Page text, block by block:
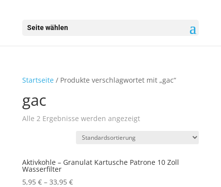
Seite wählen
Startseite/ Produkte verschlagwortet mit „gac“
gac
Alle 2 Ergebnisse werden angezeigt
Aktivkohle – Granulat Kartusche Patrone 10 Zoll
Wasserfilter
5,95 €– 33,95 €